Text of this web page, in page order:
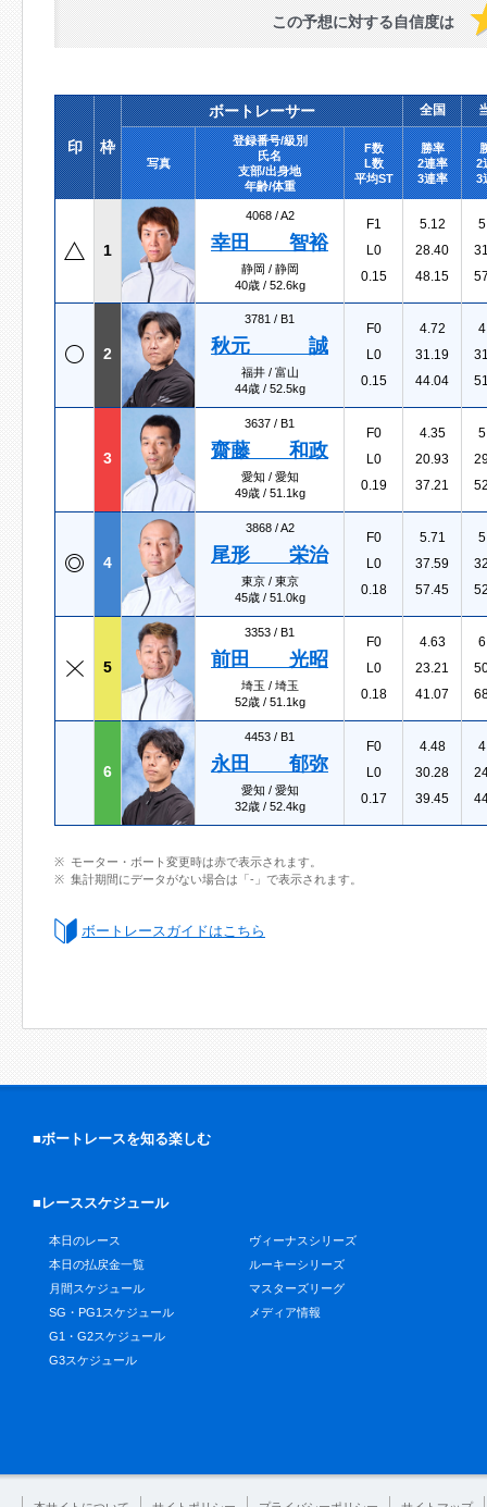
この予想に対する自信度は
印 枠
ボートレーサー 全国
写真
登録番号/級別
氏名
支部/出身地
年齢/体重
F数
L数
平均ST
勝率
2連率
3連率
2
3
1
4068 /A2
幸田 智裕
静岡 / 静岡
40歳 / 52.6kg
F1
L0
0.15
5.12
28.40
48.15
2
3781 / B1
秋元 誠
福井 / 富山
44歳 / 52.5kg
F0
L0
0.15
4.72
31.19
44.04
3
3637 / B1
齋藤 和政
愛知 / 愛知
49歳 / 51.1kg
F0
L0
0.19
4.35
20.93
37.21
4
3868 /A2
尾形 栄治
東京 / 東京
45歳 / 51.0kg
F0
L0
0.18
5.71
37.59
57.45
5
3353 / B1
前田 光昭
埼玉 / 埼玉
52歳 / 51.1kg
F0
L0
0.18
4.63
23.21
41.07
6
4453 / B1
永田 郁弥
愛知 / 愛知
32歳 / 52.4kg
F0
L0
0.17
4.48
30.28
39.45
モーター・ボート変更時は赤で表示されます。
集計期間にデータがない場合は「-」で表示されます。
ボートレースガイドはこちら
■ボートレースを知る楽しむ
■レーススケジュール
本日のレース
本日の払戻金一覧
月間スケジュール
SG・PG1スケジュール
G1・G2スケジュール
G3スケジュール
ヴィーナスシリーズ
ルーキーシリーズ
マスターズリーグ
メディア情報